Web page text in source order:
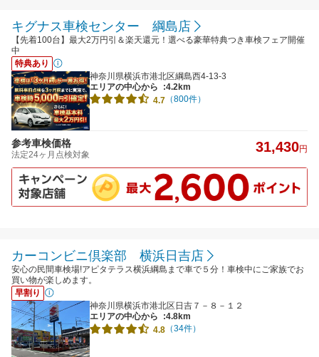
キグナス車検センター 綱島店
【先着100台】最大2万円引＆楽天還元！選べる豪華特典つき車検フェア開催
中
特典あり
神奈川県横浜市港北区綱島西4-13-3
エリアの中心から
:4.2km
4.7 （800件）
参考車検価格
法定24ヶ月点検対象 31,430円
カーコンビニ倶楽部 横浜日吉店
安心の民間車検場!アピタテラス横浜綱島まで車で５分！車検中にご家族でお
買い物が楽しめます。
早割り
神奈川県横浜市港北区日吉７－８－１２
エリアの中心から
:4.8km
4.8 （34件）